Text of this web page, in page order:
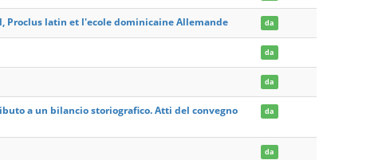
Proclus latin et l'ecole dominicaine Allemande da
da
da
a un bilancio storiografico. Atti del convegno
da
da